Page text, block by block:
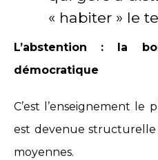
« habiter » le
L’abstention : la
démocratique
C’est l’enseignement le
est devenue structurelle
moyennes.